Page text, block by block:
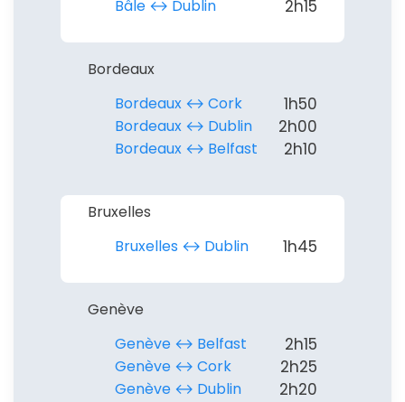
Bâle ↔︎ Dublin 2h15
Bordeaux
Bordeaux ↔︎ Cork
1h50
Bordeaux ↔︎ Dublin 2h00
Bordeaux ↔︎ Belfast 2h10
Bruxelles
Bruxelles ↔︎ Dublin
1h45
Genève
Genève ↔︎ Belfast
2h15
Genève ↔︎ Cork 2h25
Genève ↔︎ Dublin 2h20
ou connectez-vous par mail
Politique de
confidentialité.